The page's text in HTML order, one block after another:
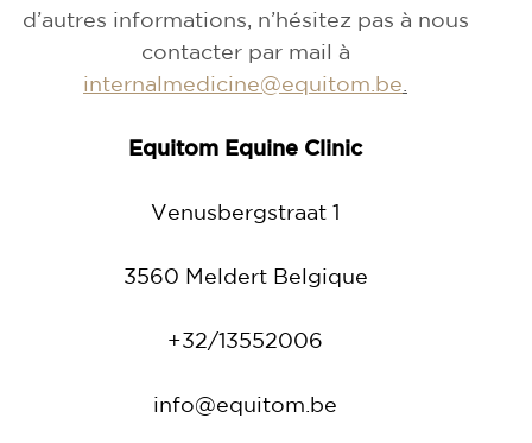
d’autres informations, n’hésitez pas à nous
contacter par mail à
internalmedicine@equitom.be
Equitom Equine Clinic
Venusbergstraat 1
3560 Meldert Belgique
+32/13552006
info@equitom.be